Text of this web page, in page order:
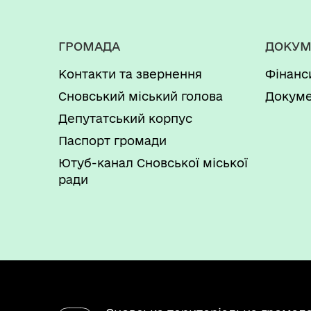
ГРОМАДА
Контакти та звернення
Сновський міський голова
Депутатський корпус
Паспорт громади
Ютуб-канал Сновської міської
ради